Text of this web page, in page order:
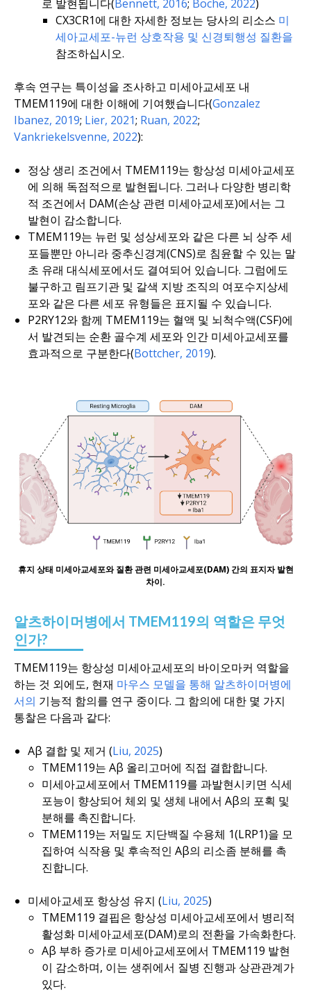
로 발현됩니다(Bennett, 2016; Boche, 2022)
CX3CR1에 대한 자세한 정보는 당사의 리소스 미
세아교세포-뉴런 상호작용 및 신경퇴행성 질환을
참조하십시오.
후속 연구는 특이성을 조사하고 미세아교세포 내
TMEM119에 대한 이해에 기여했습니다(Gonzalez
Ibanez, 2019; Lier, 2021; Ruan, 2022;
Vankriekelsvenne, 2022):
정상 생리 조건에서 TMEM119는 항상성 미세아교세포
에 의해 독점적으로 발현됩니다. 그러나 다양한 병리학
적 조건에서 DAM(손상 관련 미세아교세포)에서는 그
발현이 감소합니다.
TMEM119는 뉴런 및 성상세포와 같은 다른 뇌 상주 세
포들뿐만 아니라 중추신경계(CNS)로 침윤할 수 있는 말
초 유래 대식세포에서도 결여되어 있습니다. 그럼에도
불구하고 림프기관 및 갈색 지방 조직의 여포수지상세
포와 같은 다른 세포 유형들은 표지될 수 있습니다.
P2RY12와 함께 TMEM119는 혈액 및 뇌척수액(CSF)에
서 발견되는 순환 골수계 세포와 인간 미세아교세포를
효과적으로 구분한다(Bottcher, 2019).
휴지 상태 미세아교세포와 질환 관련 미세아교세포(DAM) 간의 표지자 발현
차이.
알츠하이머병에서 TMEM119의 역할은 무엇
인가?
TMEM119는 항상성 미세아교세포의 바이오마커 역할을
하는 것 외에도, 현재 마우스 모델을 통해 알츠하이머병에
서의 기능적 함의를 연구 중이다. 그 함의에 대한 몇 가지
통찰은 다음과 같다:
Aβ 결합 및 제거 (Liu, 2025)
TMEM119는 Aβ 올리고머에 직접 결합합니다.
미세아교세포에서 TMEM119를 과발현시키면 식세
포능이 향상되어 체외 및 생체 내에서 Aβ의 포획 및
분해를 촉진합니다.
TMEM119는 저밀도 지단백질 수용체 1(LRP1)을 모
집하여 식작용 및 후속적인 Aβ의 리소좀 분해를 촉
진합니다.
미세아교세포 항상성 유지 (Liu, 2025)
TMEM119 결핍은 항상성 미세아교세포에서 병리적
활성화 미세아교세포(DAM)로의 전환을 가속화한다.
Aβ 부하 증가로 미세아교세포에서 TMEM119 발현
이 감소하며, 이는 생쥐에서 질병 진행과 상관관계가
있다.